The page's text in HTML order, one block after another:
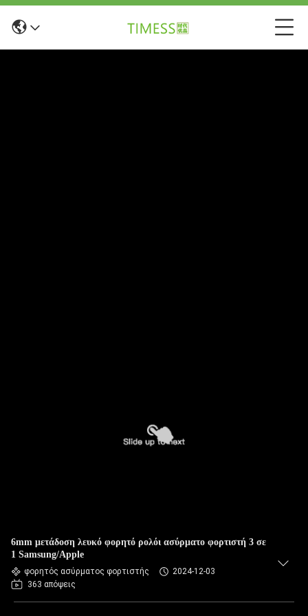
6mm μετάδοση λευκό φορητό ρολόι ασύρματο φορτιστή 3 σε
1 Samsung/Apple
φορητός ασύρματος φορτιστής
2024-12-03
363 απόψεις